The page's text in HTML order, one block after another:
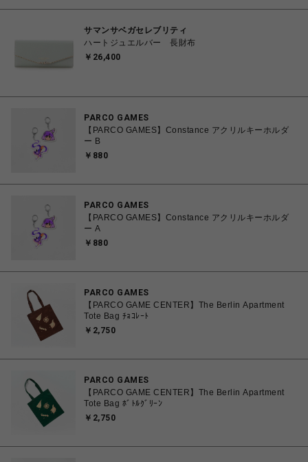
サマンサベガセレブリティ
ハートジュエルバー 長財布
￥26,400
PARCO GAMES
【PARCO GAMES】Constance アクリルキーホルダ
ー B
￥880
PARCO GAMES
【PARCO GAMES】Constance アクリルキーホルダ
ー A
￥880
PARCO GAMES
【PARCO GAME CENTER】The Berlin Apartment
Tote Bag ﾁｮｺﾚｰﾄ
￥2,750
PARCO GAMES
【PARCO GAME CENTER】The Berlin Apartment
Tote Bag ﾎﾞﾄﾙｸﾞﾘｰﾝ
￥2,750